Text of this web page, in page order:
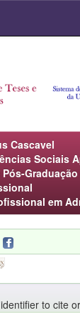
Cascavel
Sociais
Pós-
em
to cite